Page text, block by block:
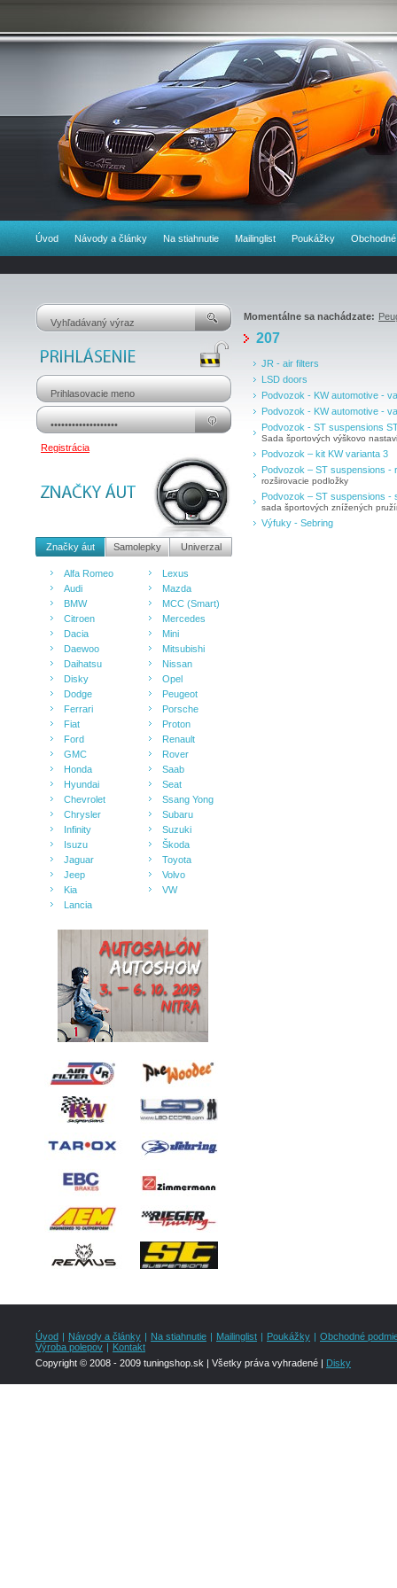
Úvod Návody a články Na stiahnutie Mailinglist Poukážky
Registrácia
Značky áut Samolepky Univerzal
Alfa Romeo
Audi
BMW
Citroen
Dacia
Daewoo
Daihatsu
Disky
Dodge
Ferrari
Fiat
Ford
GMC
Honda
Hyundai
Chevrolet
Chrysler
Infinity
Isuzu
Jaguar
Jeep
Kia
Lancia
Lexus
Mazda
MCC (Smart)
Mercedes
Mini
Mitsubishi
Nissan
Opel
Peugeot
Porsche
Proton
Renault
Rover
Saab
Seat
Ssang Yong
Subaru
Suzuki
Škoda
Toyota
Volvo
VW
Momentálne sa nachádzate:
207
JR - air filters
LSD doors
Podvozok - KW automotive -
Podvozok - KW automotive -
Podvozok - ST suspensions
Sada športových výškovo
Podvozok – kit KW varianta 3
Podvozok – ST suspensions -
rozširovacie podložky
Podvozok – ST suspensions -
sada športových znížených
Výfuky - Sebring
Úvod | Návody a články | Na stiahnutie | Mailinglist | Poukážky | Obchodné
Výroba polepov | Kontakt
Copyright © 2008 - 2009 tuningshop.sk | Všetky práva vyhradené | Disky